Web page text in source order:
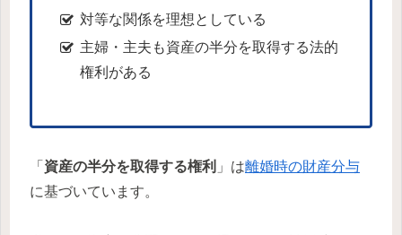
対等な関係を理想としている
主婦・主夫も資産の半分を取得する法的
権利がある
「 資産の半分を取得する権利 」は離婚時の財産分与
に基づいています。